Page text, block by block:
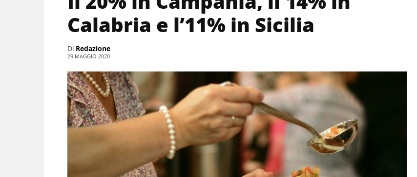
Calabria e l’11% in Sicilia
Di Redazione
29 MAGGIO 2020